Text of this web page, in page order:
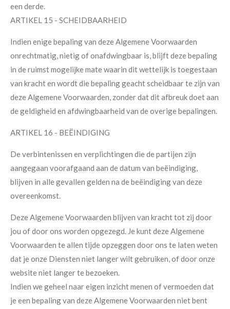
een derde.
ARTIKEL 15 - SCHEIDBAARHEID
Indien enige bepaling van deze Algemene Voorwaarden
onrechtmatig, nietig of onafdwingbaar is, blijft deze bepaling
in de ruimst mogelijke mate waarin dit wettelijk is toegestaan
van kracht en wordt die bepaling geacht scheidbaar te zijn van
deze Algemene Voorwaarden, zonder dat dit afbreuk doet aan
de geldigheid en afdwingbaarheid van de overige bepalingen.
ARTIKEL 16 - BEËINDIGING
De verbintenissen en verplichtingen die de partijen zijn
aangegaan voorafgaand aan de datum van beëindiging,
blijven in alle gevallen gelden na de beëindiging van deze
overeenkomst.
Deze Algemene Voorwaarden blijven van kracht tot zij door
jou of door ons worden opgezegd. Je kunt deze Algemene
Voorwaarden te allen tijde opzeggen door ons te laten weten
dat je onze Diensten niet langer wilt gebruiken, of door onze
website niet langer te bezoeken.
Indien we geheel naar eigen inzicht menen of vermoeden dat
je een bepaling van deze Algemene Voorwaarden niet bent